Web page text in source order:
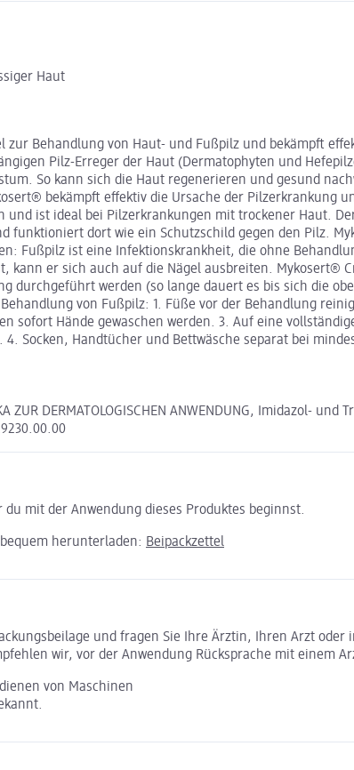
Haut
Behandlung von Haut- und Fußpilz und bekämpft
Pilz-Erreger der Haut (Dermatophyten und
So kann sich die Haut regenerieren und gesund
bekämpft effektiv die Ursache der Pilzerkrankung
und ist ideal bei Pilzerkrankungen mit trockener Haut.
funktioniert dort wie ein Schutzschild gegen den Pilz.
Fußpilz ist eine Infektionskrankheit, die ohne
kann er sich auch auf die Nägel ausbreiten.
durchgeführt werden (so lange dauert es bis sich die
von Fußpilz: 1. Füße vor der Behandlung
sofort Hände gewaschen werden. 3. Auf eine
Socken, Handtücher und Bettwäsche separat bei
DERMATOLOGISCHEN ANWENDUNG, Imidazol- und
mit der Anwendung dieses Produktes beginnst.
herunterladen: Beipackzettel
und fragen Sie Ihre Ärztin, Ihren Arzt
wir, vor der Anwendung Rücksprache mit einem
von Maschinen